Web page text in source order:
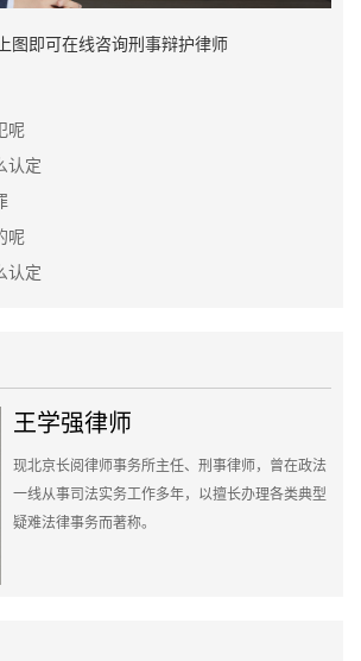
图即可在线咨询刑事辩护律师
呢
认定
呢
认定
王学强律师
现北京长阅律师事务所主任、刑事律师，曾在政法
一线从事司法实务工作多年，以擅长办理各类典型
疑难法律事务而著称。